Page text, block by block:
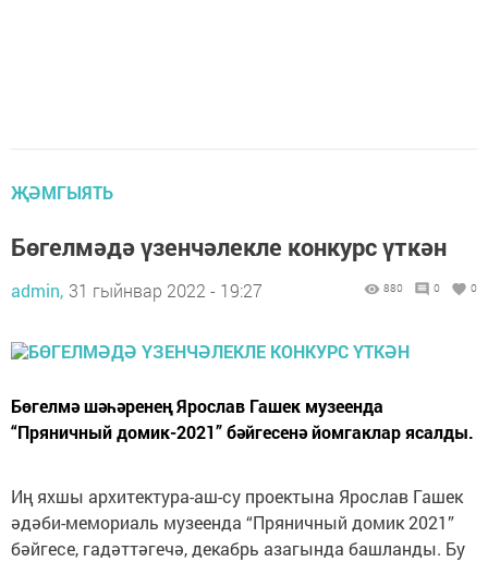
ҖӘМГЫЯТЬ
Бөгелмәдә үзенчәлекле конкурс үткән
admin, 31 гыйнвар 2022 - 19:27 880 0 0
Бөгелмә шәһәренең Ярослав Гашек музеенда
“Пряничный домик-2021” бәйгесенә йомгаклар ясалды.
Иң яхшы архитектура-аш-су проектына Ярослав Гашек
әдәби-мемориаль музеенда “Пряничный домик 2021”
бәйгесе, гадәттәгечә, декабрь азагында башланды. Бу